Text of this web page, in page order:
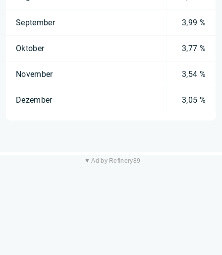
September 3,99 %
Oktober 3,77 %
November 3,54 %
Dezember 3,05 %
▼ Ad by Refinery89